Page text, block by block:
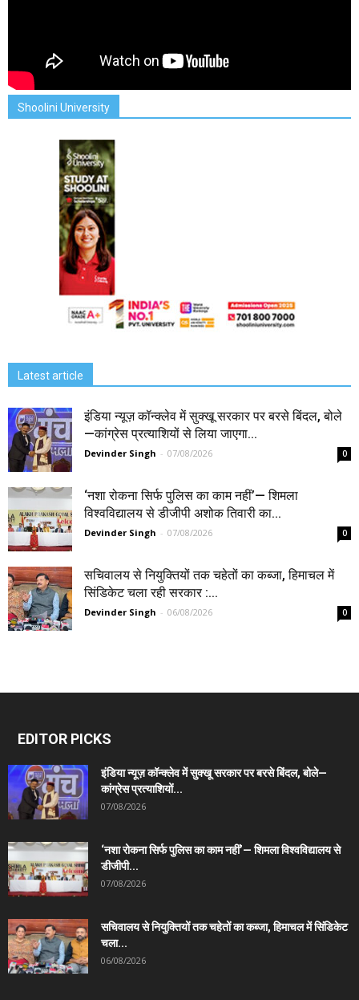
Shoolini University
Latest article
इंडिया न्यूज़ कॉन्क्लेव में सुक्खू सरकार पर बरसे बिंदल, बोले
—कांग्रेस प्रत्याशियों से लिया जाएगा...
Devinder Singh - 07/08/2026 0
‘नशा रोकना सिर्फ पुलिस का काम नहीं’— शिमला
विश्वविद्यालय से डीजीपी अशोक तिवारी का...
Devinder Singh - 07/08/2026 0
सचिवालय से नियुक्तियों तक चहेतों का कब्जा, हिमाचल में
सिंडिकेट चला रही सरकार :...
Devinder Singh - 06/08/2026 0
EDITOR PICKS
इंडिया न्यूज़ कॉन्क्लेव में सुक्खू सरकार पर बरसे बिंदल, बोले—
कांग्रेस प्रत्याशियों...
07/08/2026
‘नशा रोकना सिर्फ पुलिस का काम नहीं’— शिमला विश्वविद्यालय से
डीजीपी...
07/08/2026
सचिवालय से नियुक्तियों तक चहेतों का कब्जा, हिमाचल में सिंडिकेट
चला...
06/08/2026